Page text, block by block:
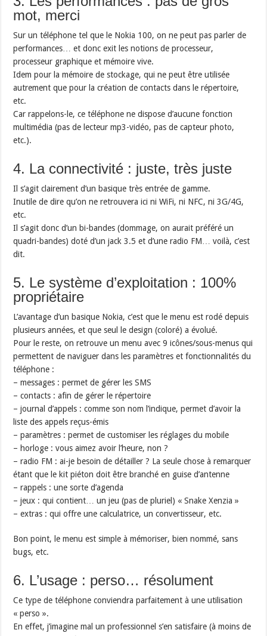
mot, merci
Sur un téléphone tel que le Nokia 100, on ne peut pas parler de
performances… et donc exit les notions de processeur,
processeur graphique et mémoire vive.
Idem pour la mémoire de stockage, qui ne peut être utilisée
autrement que pour la création de contacts dans le répertoire,
etc.
Car rappelons-le, ce téléphone ne dispose d’aucune fonction
multimédia (pas de lecteur mp3-vidéo, pas de capteur photo,
etc.).
4. La connectivité : juste, très juste
Il s’agit clairement d’un basique très entrée de gamme.
Inutile de dire qu’on ne retrouvera ici ni WiFi, ni NFC, ni 3G/4G,
etc.
Il s’agit donc d’un bi-bandes (dommage, on aurait préféré un
quadri-bandes) doté d’un jack 3.5 et d’une radio FM… voilà, c’est
dit.
5. Le système d’exploitation : 100%
propriétaire
L’avantage d’un basique Nokia, c’est que le menu est rodé depuis
plusieurs années, et que seul le design (coloré) a évolué.
Pour le reste, on retrouve un menu avec 9 icônes/sous-menus qui
permettent de naviguer dans les paramètres et fonctionnalités du
téléphone :
– messages : permet de gérer les SMS
– contacts : afin de gérer le répertoire
– journal d’appels : comme son nom l’indique, permet d’avoir la
liste des appels reçus-émis
– paramètres : permet de customiser les réglages du mobile
– horloge : vous aimez avoir l’heure, non ?
– radio FM : ai-je besoin de détailler ? La seule chose à remarquer
étant que le kit piéton doit être branché en guise d’antenne
– rappels : une sorte d’agenda
– jeux : qui contient… un jeu (pas de pluriel) « Snake Xenzia »
– extras : qui offre une calculatrice, un convertisseur, etc.
Bon point, le menu est simple à mémoriser, bien nommé, sans
bugs, etc.
6. L’usage : perso… résolument
Ce type de téléphone conviendra parfaitement à une utilisation
« perso ».
En effet, j’imagine mal un professionnel s’en satisfaire (à moins de